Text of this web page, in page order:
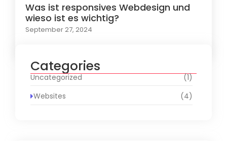
Was ist responsives Webdesign und
wieso ist es wichtig?
September 27, 2024
Categories
Uncategorized
(1)
Websites
(4)